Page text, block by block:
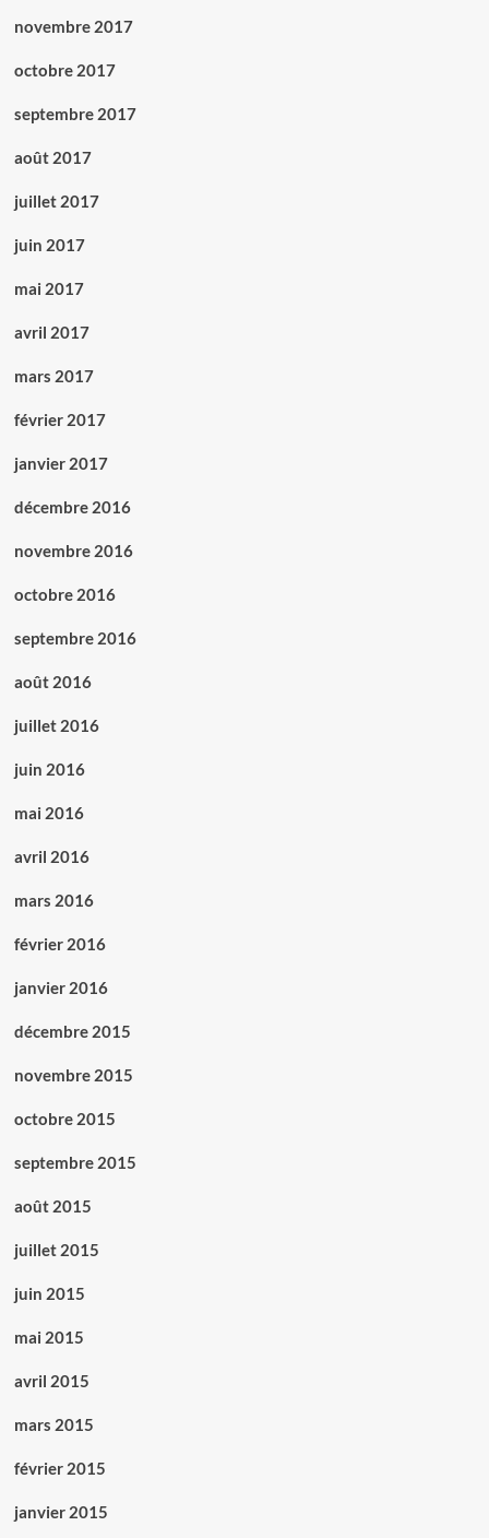
novembre 2017
octobre 2017
septembre 2017
août 2017
juillet 2017
juin 2017
mai 2017
avril 2017
mars 2017
février 2017
janvier 2017
décembre 2016
novembre 2016
octobre 2016
septembre 2016
août 2016
juillet 2016
juin 2016
mai 2016
avril 2016
mars 2016
février 2016
janvier 2016
décembre 2015
novembre 2015
octobre 2015
septembre 2015
août 2015
juillet 2015
juin 2015
mai 2015
avril 2015
mars 2015
février 2015
janvier 2015